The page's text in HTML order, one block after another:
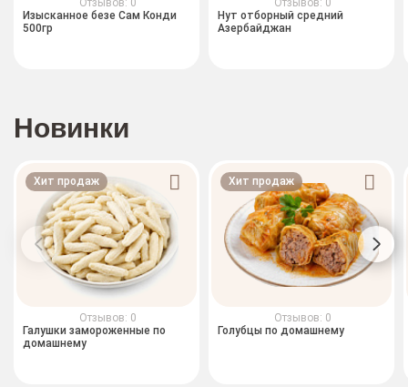
Отзывов: 0
Изысканное безе Сам Конди
500гр
Отзывов: 0
Нут отборный средний
Азербайджан
Новинки
Хит продаж
Отзывов: 0
Галушки замороженные по
домашнему
Хит продаж
Отзывов: 0
Голубцы по домашнему